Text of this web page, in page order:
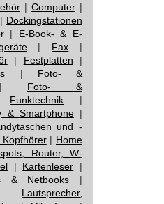
| Computer |
| Dockingstationen
| E-Book- & E-
| Fax |
| Festplatten |
| Foto- &
Foto- &
Funktechnik |
& Smartphone|
und -
Kopfhörer| Home
Router, W-
| Kartenleser |
& Netbooks |
Lautsprecher,